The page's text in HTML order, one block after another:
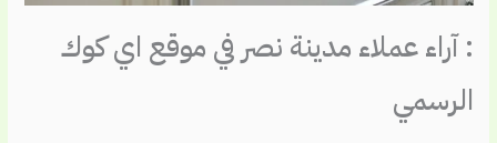
: آراء عملاء مدينة نصر في موقع اي كوك
الرسمي